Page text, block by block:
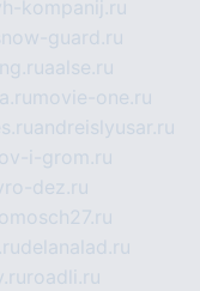
kompanij.ru
guard.ru
aalse.ru
movie-one.ru
andreislyusar.ru
i-grom.ru
dez.ru
delanalad.ru
roadli.ru